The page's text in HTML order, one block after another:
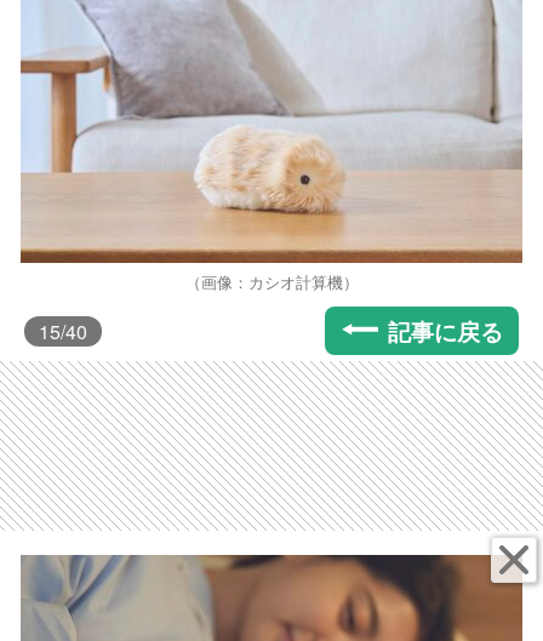
（画像：カシオ計算機）
15/40 記事に戻る